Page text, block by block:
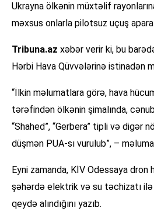
Ukrayna ölkənin müxtəlif
məxsus onlarla pilotsuz uçuş
Tribuna.az xəbər verir ki, bu
Hərbi Hava Qüvvələrinə istinadən
“İlkin məlumatlara görə, hava
tərəfindən ölkənin şimalında,
“Shahed”, “Gerbera” tipli və digər
düşmən PUA-sı vurulub”, –
Eyni zamanda, KİV Odessaya dron
şəhərdə elektrik və su təchizatı
qeydə alındığını yazıb.